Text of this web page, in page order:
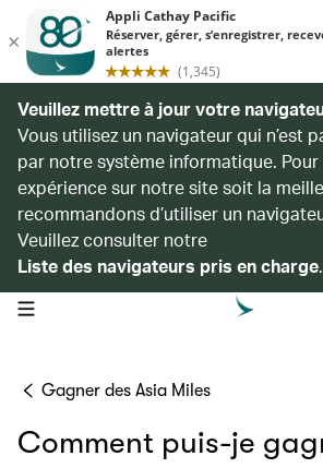
Veuillez mettre à jour votre
Vous utilisez un navigateur qui n’est
par notre système informatique.
expérience sur notre site soit la
recommandons d’utiliser un
Veuillez consulter notre
Liste des navigateurs pris en charge.
open navigation menu
Gagner des Asia Miles
Comment puis-je